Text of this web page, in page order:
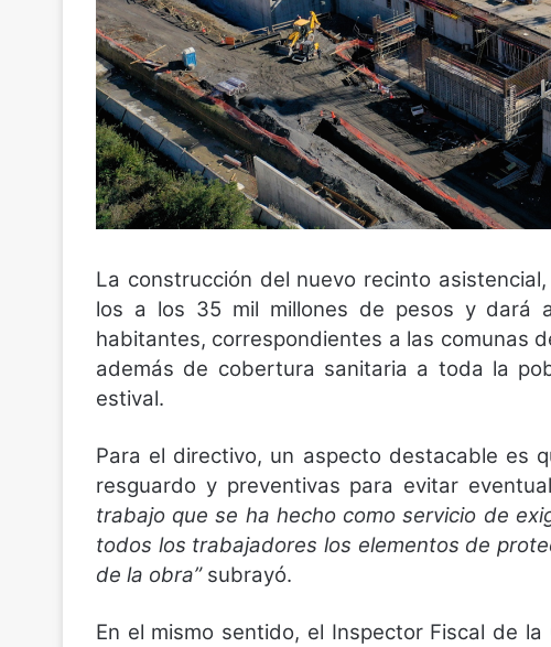
La construcción del nuevo recinto
los a los 35 mil millones de pesos y dará
habitantes, correspondientes a las comunas
además de cobertura sanitaria a toda la
estival.
Para el directivo, un aspecto destacable es
resguardo y preventivas para evitar
trabajo que se ha hecho como servicio de
todos los trabajadores los elementos de
de la obra”subrayó.
En el mismo sentido, el Inspector Fiscal de